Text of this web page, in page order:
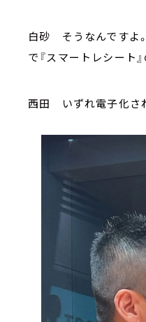
白砂 そうなんですよ
で『スマートレシート
西田 いずれ電子化さ